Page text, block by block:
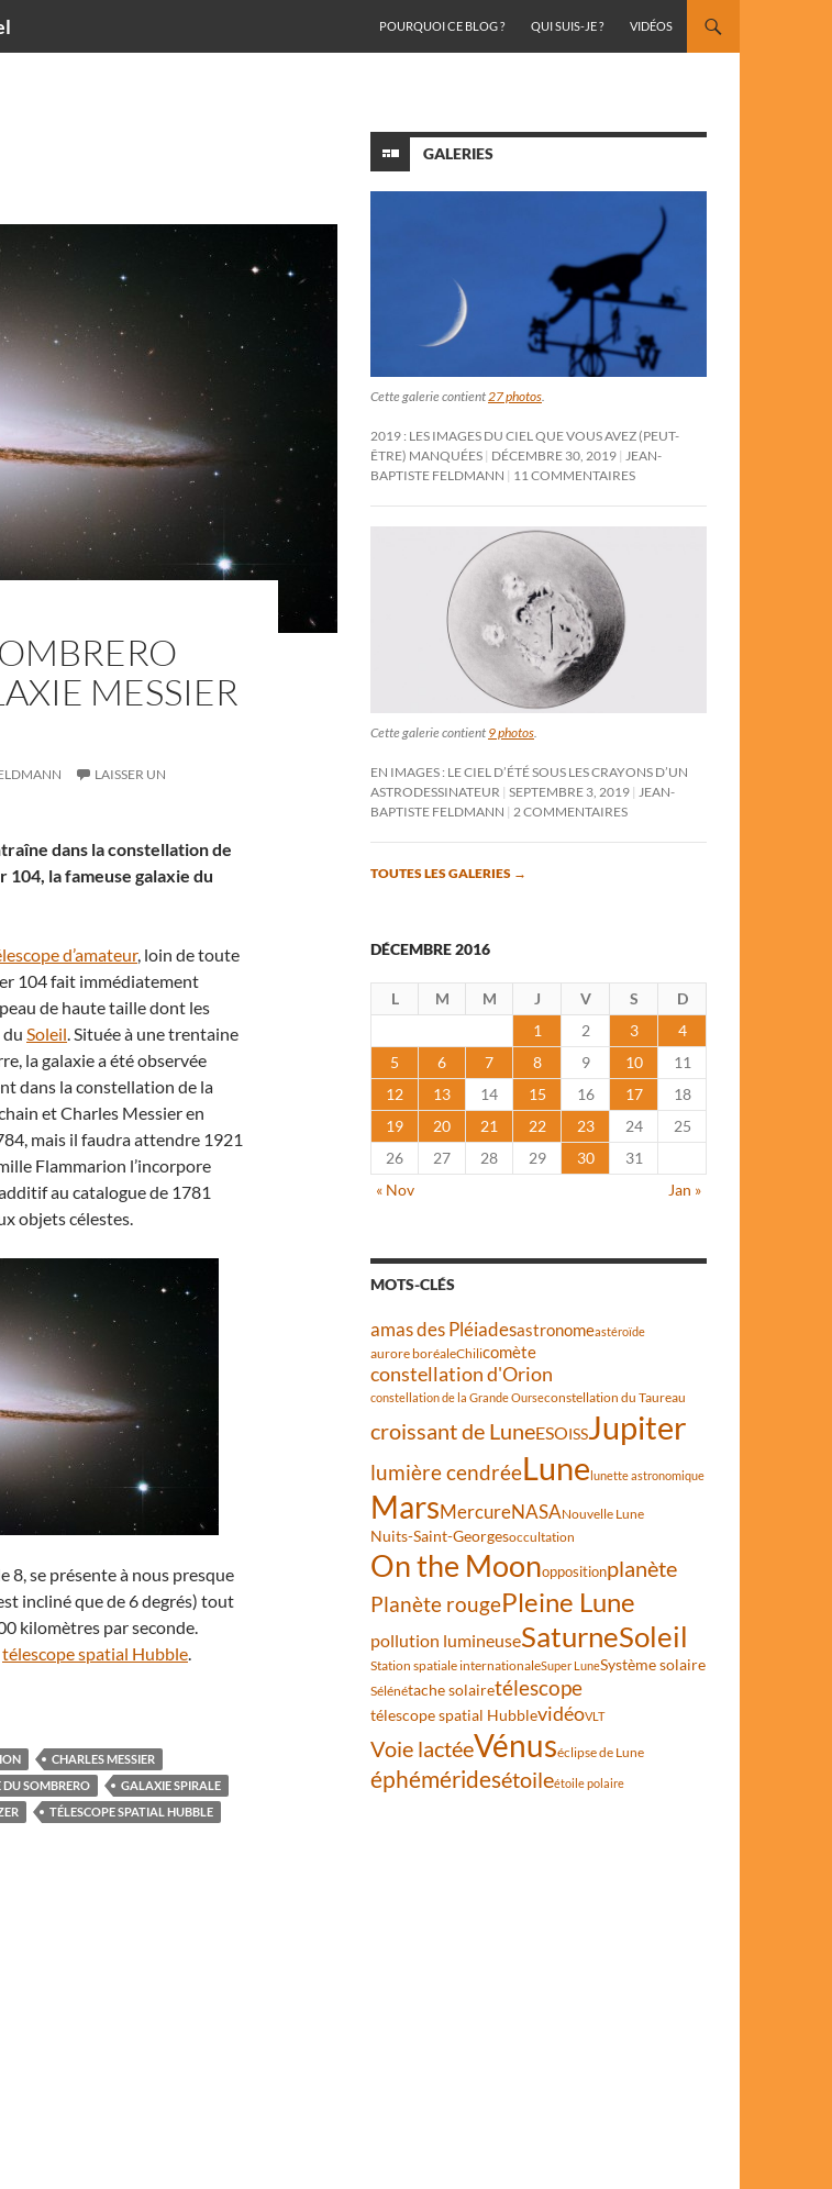
POURQUOI CE BLOG ?
QUI SUIS-JE ? VIDÉOS
MESSIER
LAISSER UN
dans la constellation de
la fameuse galaxie du
d’amateur, loin de toute
104 fait immédiatement
de haute taille dont les
Soleil. Située à une trentaine
la galaxie a été observée
dans la constellation de la
et Charles Messier en
mais il faudra attendre 1921
Flammarion l’incorpore
au catalogue de 1781
objets célestes.
8, se présente à nous presque
incliné que de 6 degrés) tout
kilomètres par seconde.
télescope spatial Hubble.
céleste, la galaxie Messier 104
CHARLES MESSIER
SOMBRERO
GALAXIE SPIRALE
TÉLESCOPE SPATIAL HUBBLE
GALERIES
Cette galerie contient27 photos.
2019 : LES IMAGES DU CIEL QUE VOUS AVEZ (PEUT-
ÊTRE) MANQUÉES DÉCEMBRE 30, 2019 JEAN-
BAPTISTE FELDMANN
11 COMMENTAIRES
Cette galerie contient 9 photos
EN IMAGES : LE CIEL D’ÉTÉ SOUS LES CRAYONS D’UN
ASTRODESSINATEUR SEPTEMBRE 3, 2019
JEAN-
BAPTISTE FELDMANN
2 COMMENTAIRES
TOUTES LES GALERIES →
DÉCEMBRE 2016
L M M J V S
D
1
2 3
4
5
6 7 8 9 10
11
12
13 14 15 16 17
18
19
20 21 22 23 24
25
26
27 28 29 30
31
« Nov
Jan »
MOTS-CLÉS
amas des Pléiadesastronomeastéroïde
aurore boréaleChilicomète
constellation d'Orion
constellation de la Grande Ourseconstellation du Taureau
croissant de LuneESOISSJupiter
lumière cendréeLunelunette astronomique
MarsMercureNASANouvelle Lune
Nuits-Saint-Georgesoccultation
On the Moonoppositionplanète
Planète rougePleine Lune
pollution lumineuseSaturneSoleil
Station spatiale internationaleSuper LuneSystème solaire
Sélénétache solairetélescope
télescope spatial HubblevidéoVLT
Voie lactéeVénuséclipse de Lune
éphéméridesétoileétoile polaire